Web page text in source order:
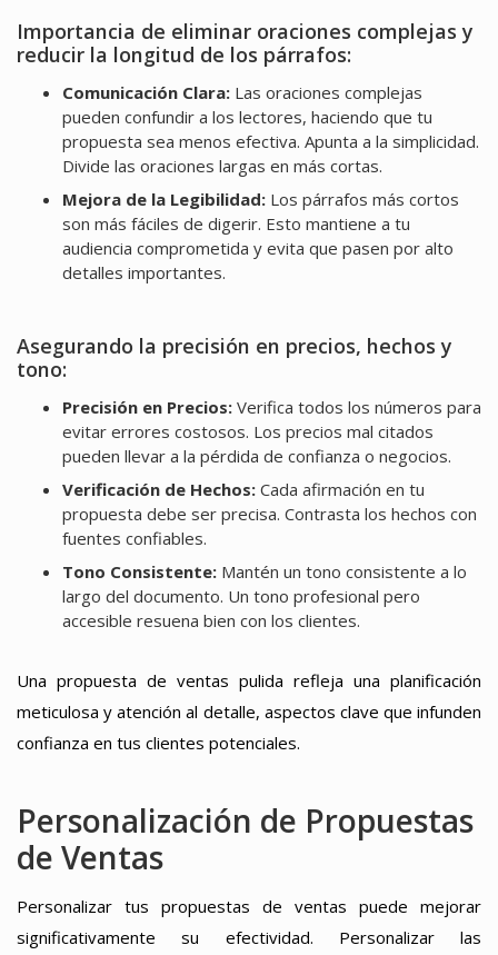
Importancia de eliminar oraciones complejas y
reducir la longitud de los párrafos:
Comunicación Clara:Las oraciones complejas
pueden confundir a los lectores, haciendo que tu
propuesta sea menos efectiva. Apunta a la simplicidad.
Divide las oraciones largas en más cortas.
Mejora de la Legibilidad:Los párrafos más cortos
son más fáciles de digerir. Esto mantiene a tu
audiencia comprometida y evita que pasen por alto
detalles importantes.
Asegurando la precisión en precios, hechos y
tono:
Precisión en Precios:Verifica todos los números para
evitar errores costosos. Los precios mal citados
pueden llevar a la pérdida de confianza o negocios.
Verificación de Hechos:Cada afirmación en tu
propuesta debe ser precisa. Contrasta los hechos con
fuentes confiables.
Tono Consistente:Mantén un tono consistente a lo
largo del documento. Un tono profesional pero
accesible resuena bien con los clientes.
Una propuesta de ventas pulida refleja una planificación
meticulosa y atención al detalle, aspectos clave que infunden
confianza en tus clientes potenciales.
Personalización de Propuestas
de Ventas
Personalizar tus propuestas de ventas puede mejorar
significativamente su efectividad. Personalizar las